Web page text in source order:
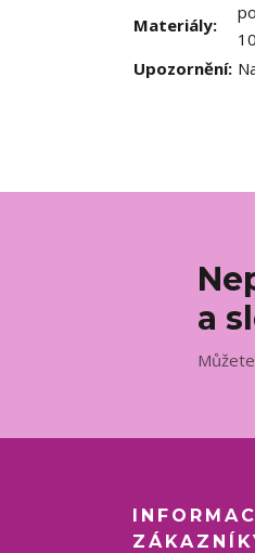
Materiály:
Upozornění:
a